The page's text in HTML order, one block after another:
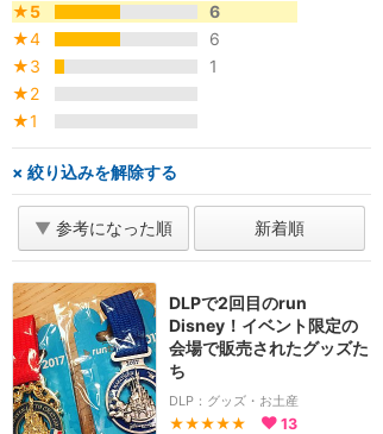
★5
6
★4
6
★3
1
★2
★1
× 絞り込みを解除する
▼ 参考になった順 新着順
DLPで2回目のrun
Disney！イベント限定の
会場で販売されたグッズた
ち
DLP：グッズ・お土産
★★★★★ 13